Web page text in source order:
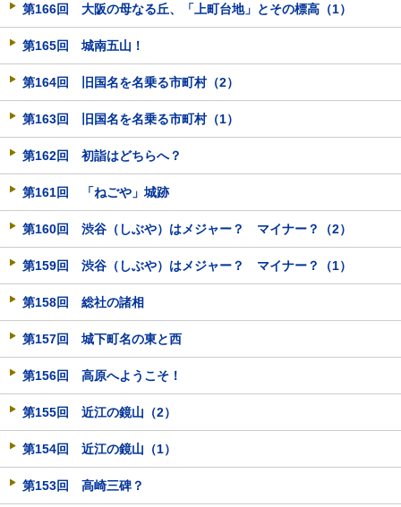
第166回 大阪の母なる丘、「上町台地」とその標高（1）
第165回 城南五山！
第164回 旧国名を名乗る市町村（2）
第163回 旧国名を名乗る市町村（1）
第162回 初詣はどちらへ？
第161回 「ねごや」城跡
第160回 渋谷（しぶや）はメジャー？ マイナー？（2）
第159回 渋谷（しぶや）はメジャー？ マイナー？（1）
第158回 総社の諸相
第157回 城下町名の東と西
第156回 高原へようこそ！
第155回 近江の鏡山（2）
第154回 近江の鏡山（1）
第153回 高崎三碑？